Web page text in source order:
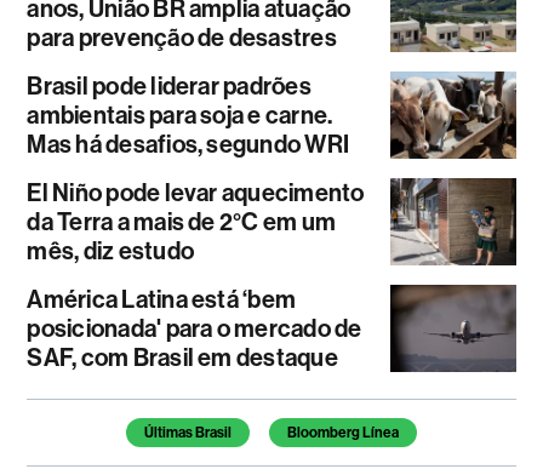
anos, União BR amplia atuação
para prevenção de desastres
Brasil pode liderar padrões
ambientais para soja e carne.
Mas há desafios, segundo WRI
El Niño pode levar aquecimento
da Terra a mais de 2°C em um
mês, diz estudo
América Latina está ‘bem
posicionada' para o mercado de
SAF, com Brasil em destaque
Temas deste artigo
Últimas Brasil Bloomberg Línea